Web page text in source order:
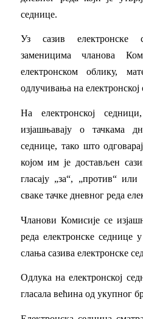
седнице.
Уз сазив електронске
заменицима чланова
електронском облику,
одлучивања на електронској
На електронској
изјашњавају о тачкама
седнице, тако што
којом им је достављен
гласају „за“, „против“
сваке тачке дневног реда
Чланови Комисије се
реда електронске седнице
слања сазива електронске
Одлука на електронској
гласала већина од укупног